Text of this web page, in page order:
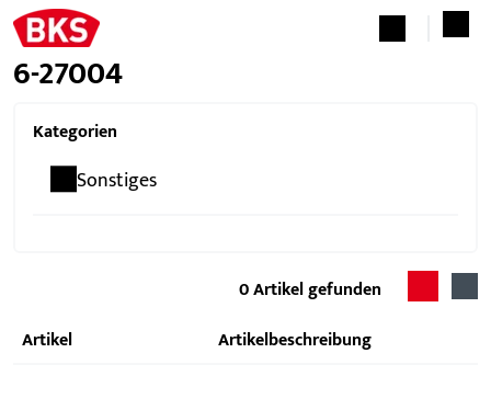
6-27004
Kategorien
Sonstiges
Artikel gefunden
Artikel
Artikelbeschreibung